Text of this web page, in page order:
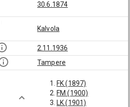
30.6.1874
Kalvola
2.11.1936
Tampere
FK (1897)
FM (1900)
LK (1901)